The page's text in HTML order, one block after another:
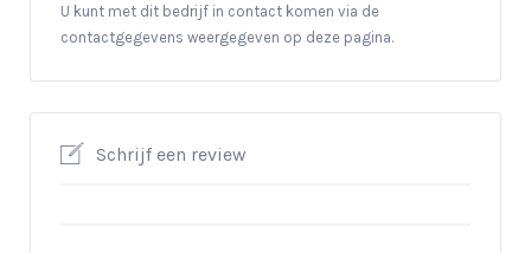
U kunt met dit bedrijf in contact komen via de
contactgegevens weergegeven op deze pagina.
Schrijf een review